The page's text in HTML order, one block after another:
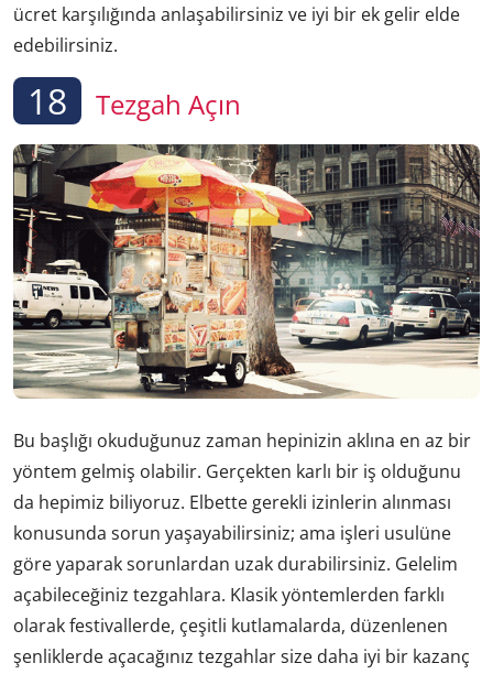
ücret karşılığında anlaşabilirsiniz ve iyi bir ek gelir elde
edebilirsiniz.
18 Tezgah Açın
Bu başlığı okuduğunuz zaman hepinizin aklına en az bir
yöntem gelmiş olabilir. Gerçekten karlı bir iş olduğunu
da hepimiz biliyoruz. Elbette gerekli izinlerin alınması
konusunda sorun yaşayabilirsiniz; ama işleri usulüne
göre yaparak sorunlardan uzak durabilirsiniz. Gelelim
açabileceğiniz tezgahlara. Klasik yöntemlerden farklı
olarak festivallerde, çeşitli kutlamalarda, düzenlenen
şenliklerde açacağınız tezgahlar size daha iyi bir kazanç